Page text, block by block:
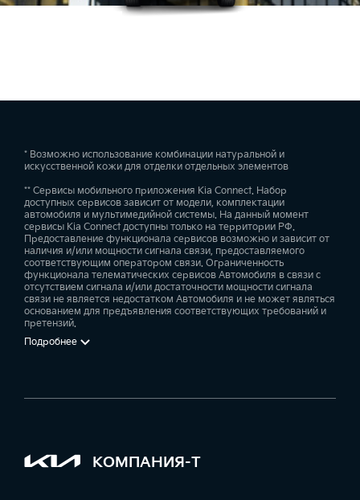
* Возможно использование комбинации натуральной и
искусственной кожи для отделки отдельных элементов
** Сервисы мобильного приложения Kia Connect. Набор
доступных сервисов зависит от модели, комплектации
автомобиля и мультимедийной системы. На данный момент
сервисы Kia Connect доступны только на территории РФ.
Предоставление функционала сервисов возможно и зависит от
наличия и/или мощности сигнала связи, предоставляемого
соответствующим оператором связи. Ограниченность
функционала телематических сервисов Автомобиля в связи с
отсутствием сигнала и/или достаточности мощности сигнала
связи не является недостатком Автомобиля и не может являться
основанием для предъявления соответствующих требований и
претензий.
Подробнее
КОМПАНИЯ-Т